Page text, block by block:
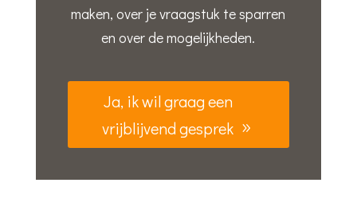
maken, over je vraagstuk te sparren
en over de mogelijkheden.
Ja, ik wil graag een
vrijblijvend gesprek